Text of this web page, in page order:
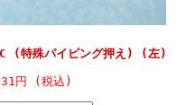
(特殊パイピング押え) (左)
円 (税込)